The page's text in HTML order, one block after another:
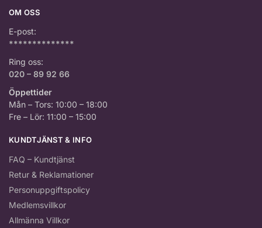
Lätt att hitta och beställa
Sat Jan 24 2026 00:00:00 GMT+0000 (Coordinated Universal
OM OSS
E-post:
**************
Ring oss:
020 – 89 92 66
Öppettider
Mån – Tors: 10:00 – 18:00
Fre – Lör: 11:00 – 15:00
KUNDTJÄNST & INFO
FAQ – Kundtjänst
Retur & Reklamationer
Personuppgiftspolicy
Medlemsvillkor
Allmänna Villkor